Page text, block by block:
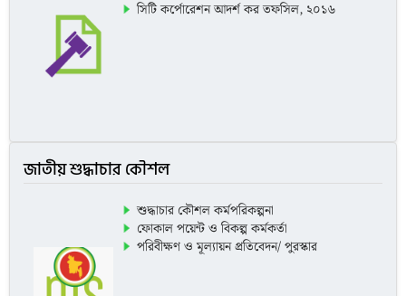
সিটি কর্পোরেশন আদর্শ কর তফসিল, ২০১৬
জাতীয় শুদ্ধাচার কৌশল
শুদ্ধাচার কৌশল কর্মপরিকল্পনা
ফোকাল পয়েন্ট ও বিকল্প কর্মকর্তা
পরিবীক্ষণ ও মূল্যায়ন প্রতিবেদন/ পুরস্কার